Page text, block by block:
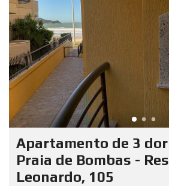
Apartamento de 3
Praia de Bombas -
Leonardo, 105